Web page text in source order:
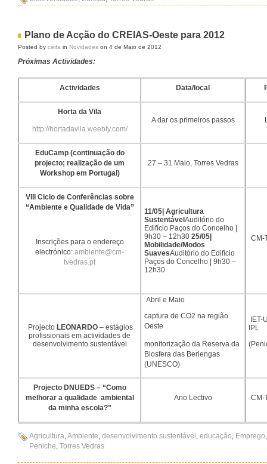
Plano de Acção do CREIAS-Oeste para 2012
Posted by ceifa in Novidades on 4 de Maio de 2012
Próximas Actividades:
Actividades Data/local
Horta da Vila
http://hortadavila.weebly.com/
A dar os primeiros passos
EduCamp (continuação do
projecto; realização de um
Workshop em Portugal)
27 – 31 Maio, Torres Vedras
VIII Ciclo de Conferências sobre
“Ambiente e Qualidade de Vida”
Inscrições para o endereço
electrónico: ambiente@cm-
tvedras.pt
11/05| Agricultura
Sustentável Auditório do
Edifício Paços do Concelho |
9h30 – 12h3025/05|
Mobilidade/Modos
SuavesAuditório do Edifício
Paços do Concelho | 9h30 –
12h30
CM-
Projecto LEONARDO – estágios
profissionais em actividades de
desenvolvimento sustentável
Abril e Maio
captura de CO2 na região
Oeste
monitorização da Reserva da
Biosfera das Berlengas
(UNESCO)
IET-
IPL
Projecto DNUEDS – “Como
melhorar a qualidade ambiental
da minha escola?”
Ano Lectivo CM-
Agricultura,Ambiente, desenvolvimento sustentável , educação, Emprego
Peniche, Torres Vedras